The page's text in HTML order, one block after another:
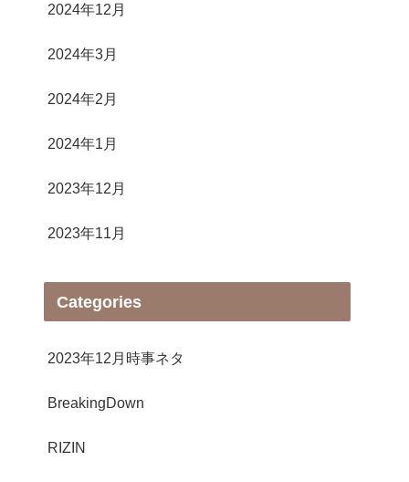
2024年12月
2024年3月
2024年2月
2024年1月
2023年12月
2023年11月
Categories
2023年12月時事ネタ
BreakingDown
RIZIN